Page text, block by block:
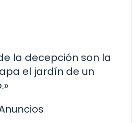
la decepción son la
el jardín de un